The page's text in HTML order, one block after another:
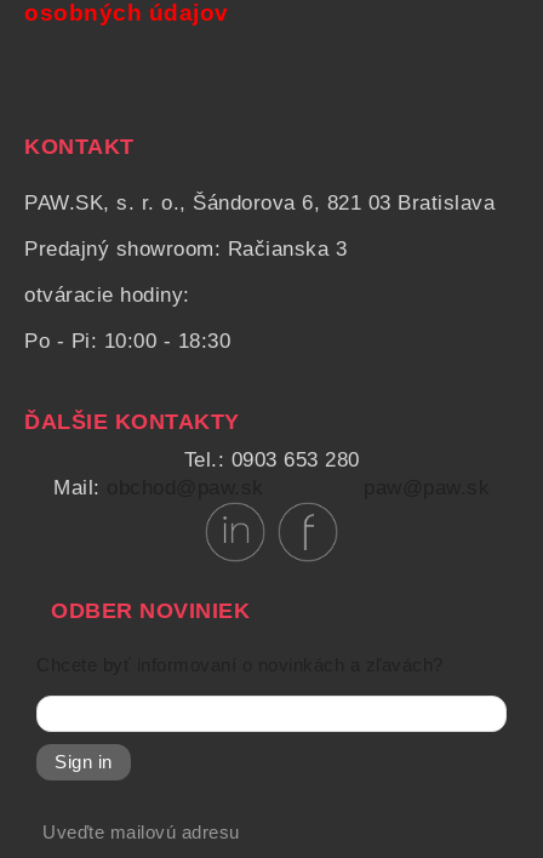
osobných údajov
KONTAKT
PAW.SK, s. r. o., Šándorova 6, 821 03 Bratislava
Predajný showroom: Račianska 3
otváracie hodiny:
Po - Pi: 10:00 - 18:30
ĎALŠIE KONTAKTY
Tel.: 0903 653 280
Mail:
ODBER NOVINIEK
Sign in
Uveďte mailovú adresu